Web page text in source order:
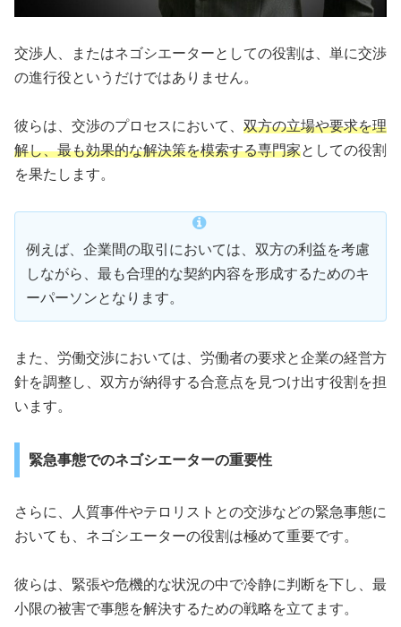
交渉人、またはネゴシエーターとしての役割は、単に交渉
の進行役というだけではありません。
彼らは、交渉のプロセスにおいて、 双方の立場や要求を理
解し、最も効果的な解決策を模索する専門家としての役割
を果たします。
例えば、企業間の取引においては、双方の利益を考慮
しながら、最も合理的な契約内容を形成するためのキ
ーパーソンとなります。
また、労働交渉においては、労働者の要求と企業の経営方
針を調整し、双方が納得する合意点を見つけ出す役割を担
います。
緊急事態でのネゴシエーターの重要性
さらに、人質事件やテロリストとの交渉などの緊急事態に
おいても、ネゴシエーターの役割は極めて重要です。
彼らは、緊張や危機的な状況の中で冷静に判断を下し、最
小限の被害で事態を解決するための戦略を立てます。